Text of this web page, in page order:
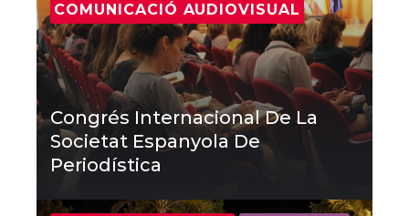
COMUNICACIÓ AUDIOVISUAL
Congrés Internacional De La
Societat Espanyola De
Periodística